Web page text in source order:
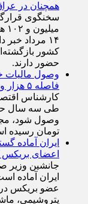
همچنان در
حضور دارند.
فاصله ۵ هزار و ۹۷۰ میلیارد تومانی با هدف قانون
کارشناس
تومان رسیده
ایران آماده
اعضای
جانشین وزیر
ایران آماده
عضو بریکس در